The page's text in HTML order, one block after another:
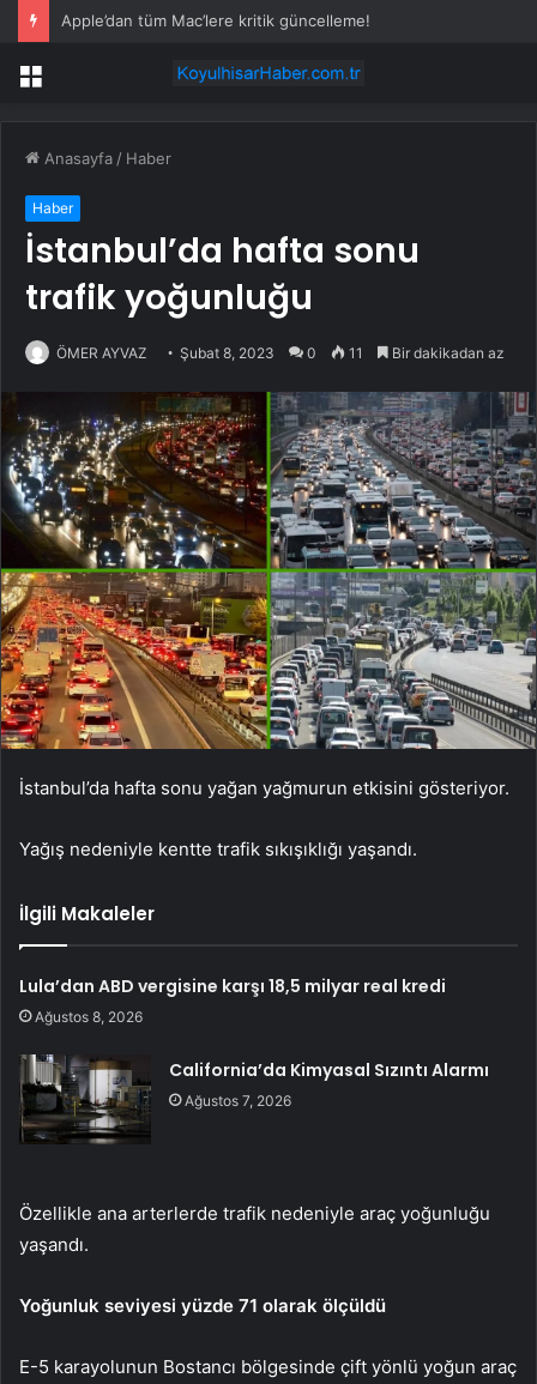
Apple’dan tüm Mac’lere kritik güncelleme!
Menü
Anasayfa / Haber
Haber
İstanbul’da hafta sonu
trafik yoğunluğu
ÖMER AYVAZ Şubat 8, 2023 0 11 Bir dakikadan az
İstanbul’da hafta sonu yağan yağmurun etkisini gösteriyor.
Yağış nedeniyle kentte trafik sıkışıklığı yaşandı.
İlgili Makaleler
Lula’dan ABD vergisine karşı 18,5 milyar real kredi
Ağustos 8, 2026
California’da Kimyasal Sızıntı Alarmı
Ağustos 7, 2026
Özellikle ana arterlerde trafik nedeniyle araç yoğunluğu
yaşandı.
Yoğunluk seviyesi yüzde 71 olarak ölçüldü
E-5 karayolunun Bostancı bölgesinde çift yönlü yoğun araç